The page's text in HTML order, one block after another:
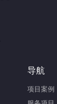
导航
项目案例